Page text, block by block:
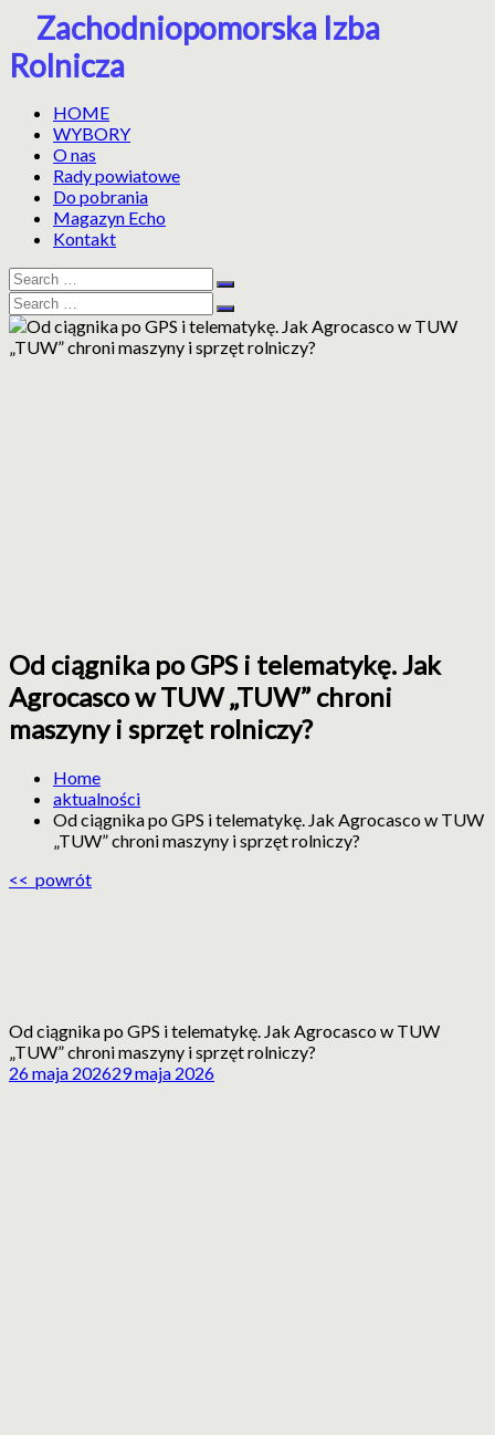
Skip
content
Zachodniopomorska Izba
Rolnicza
HOME
WYBORY
O nas
Rady powiatowe
Do pobrania
Magazyn Echo
Kontakt
Search
for:
Search
Search
for:
Search
ZIR
Zachodniopomorska
Izba
Rolnicza
Od ciągnika po GPS i telematykę. Jak
Agrocasco w TUW „TUW” chroni
maszyny i sprzęt rolniczy?
Home
aktualności
Od ciągnika po GPS i telematykę. Jak Agrocasco w TUW
„TUW” chroni maszyny i sprzęt rolniczy?
<< powrót
Od ciągnika po GPS i telematykę. Jak Agrocasco w TUW
„TUW” chroni maszyny i sprzęt rolniczy?
26 maja 202629 maja 2026